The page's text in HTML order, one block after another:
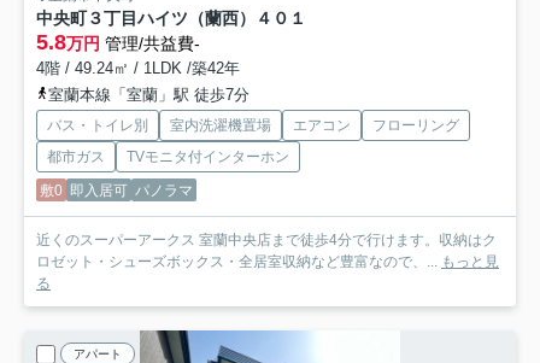
中央町３丁目ハイツ（蘭西） ４０１
5.8万円 管理/共益費-
4階 / 49.24㎡ / 1LDK /築42年
室蘭本線「室蘭」駅 徒歩7分
バス・トイレ別 室内洗濯機置場 エアコン
フローリング
都市ガス
TVモニタ付インターホン
敷0 即入居可 パノラマ
近くのスーパーアークス 室蘭中央店まで徒歩4分で行けます。収納はク
ロゼット・シューズボックス・全居室収納など豊富なので、... もっと見
る
アパート